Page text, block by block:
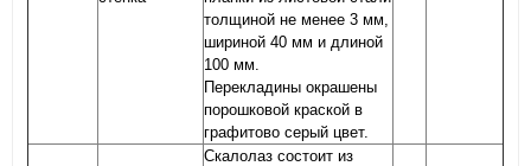
толщиной не менее 3 мм,
шириной 40 мм и длиной
100 мм.
Перекладины окрашены
порошковой краской в
графитово серый цвет.
Скалолаз состоит из